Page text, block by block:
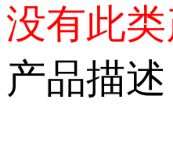
没有此
产品描述